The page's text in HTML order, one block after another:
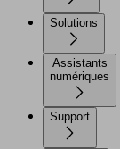
Solutions
Assistants
numériques
Support